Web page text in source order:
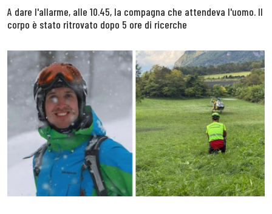
A dare l'allarme, alle 10.45, la compagna che attendeva l'uomo. Il
corpo è stato ritrovato dopo 5 ore di ricerche